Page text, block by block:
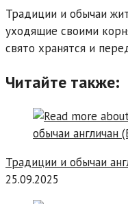
Традиции и обычаи
уходящие своими
свято хранятся и
Читайте также:
Традиции и обычаи
25.09.2025